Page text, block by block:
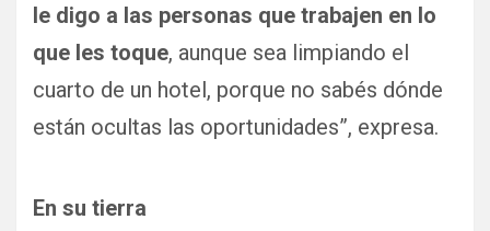
le digo a las personas que trabajen en lo
que les toque, aunque sea limpiando el
cuarto de un hotel, porque no sabés dónde
están ocultas las oportunidades”, expresa.
En su tierra